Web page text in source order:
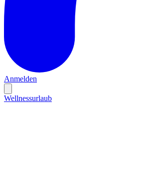
Anmelden
Wellnessurlaub